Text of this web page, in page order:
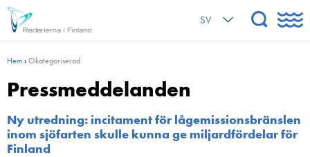
SV
Hem›Okategoriserad
Press­meddelanden
Ny utredning: incitament för lågemissionsbränslen
inom sjöfarten skulle kunna ge miljardfördelar för
Finland